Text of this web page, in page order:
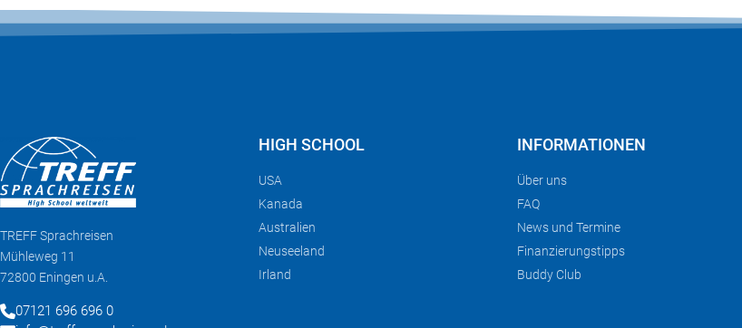
TREFFSprachreisen
Mühleweg 11
72800 Eningen u.A.
07121 696 696 0
HIGH SCHOOL
USA
Kanada
Australien
Neuseeland
Irland
INFORMATIONEN
Über uns
FAQ
News und Termine
Finanzierungstipps
Buddy Club